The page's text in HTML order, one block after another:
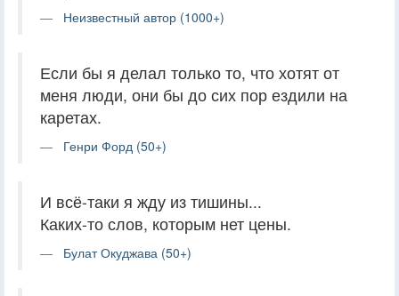
Неизвестный автор (1000+)
Если бы я делал только то, что хотят от
меня люди, они бы до сих пор ездили на
каретах.
Генри Форд (50+)
И всё-таки я жду из тишины...
Каких-то слов, которым нет цены.
Булат Окуджава (50+)